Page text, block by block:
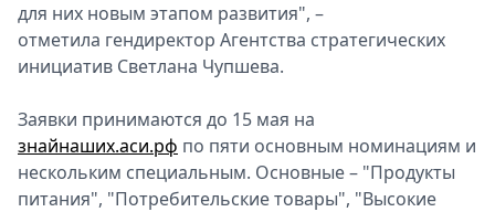
для них новым этапом развития", –
отметила гендиректор Агентства стратегических
инициатив Светлана Чупшева.
Заявки принимаются до 15 мая на
знайнаших.аси.рф по пяти основным номинациям и
нескольким специальным. Основные – "Продукты
питания", "Потребительские товары", "Высокие